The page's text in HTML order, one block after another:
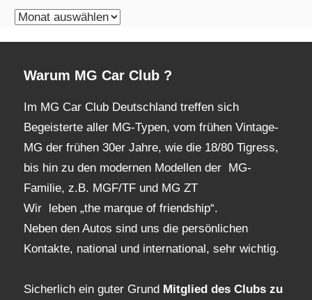
monatliches
Warum MG Car Club ?
Im MG Car Club Deutschland treffen sich
Begeisterte aller MG-Typen, vom frühen Vintage-
MG der frühen 30er Jahre, wie die 18/80 Tigress,
bis hin zu den modernen Modellen der MG-
Familie, z.B. MGF/TF und MG ZT
Wir leben „the marque of friendship“.
Neben den Autos sind uns die persönlichen
Kontakte, national und international, sehr wichtig.
Sicherlich ein guter Grund Mitglied des Clubs zu